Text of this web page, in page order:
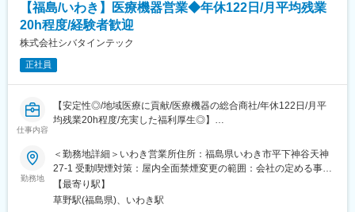
・年間休日122日で月平均残業時間20h程度とライフワークバラン
スを充実できる環境です。
・19時になりますとオフィスが閉まるので1日1時間程度の残業と
なります。
・家族手当、住宅手当など社員が仕事に集中できる福利厚生面を
整えています。住宅手当に関しては持ち家社員も対象になります
■福利厚生：
・年休122日、誕生日休日制度あり
・カフェスペースあり
・健康経営優良法人2024に選出
■配属詳細：
【福島/いわき】医療機器営業◆年休122日/月平均残業
20h程度/経験者歓迎
株式会社シバタインテック
正社員
仕事内容
【安定性◎/地域医療に貢献/医療機器の総合商社/年休122日/月平
均残業20h程度/充実した福利厚生◎】
・医療機関の医師・看護師などの方々に向けて、医療機器の提
案・販売を行います。はじめはマスク、注射針、ガーゼなどの消
耗品からスタートし、将来的には新病院の立ち上げタイミングや
大型の医療機器の導入のタイミングでMRIなどの提案も行って頂
きます。地域の医療に貢献するやりがいある仕事です。
勤務地
＜勤務地詳細＞いわき営業所住所：福島県いわき市平下神谷天神
27-1 受動喫煙対策：屋内全面禁煙変更の範囲：会社の定める事業
所【最寄り駅】
草野駅(福島県)、いわき駅